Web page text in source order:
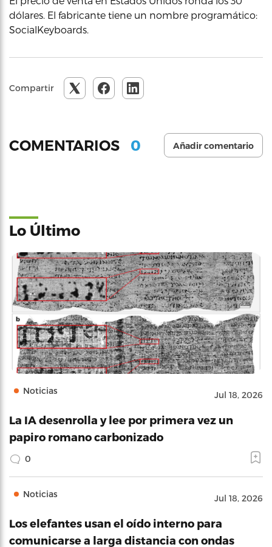
dólares. El fabricante tiene un nombre programático:
SocialKeyboards.
Compartir
COMENTARIOS 0 Añadir comentario
Lo Último
Noticias Jul 18, 2026
La IA desenrolla y lee por primera vez un
papiro romano carbonizado
0
Noticias Jul 18, 2026
Los elefantes usan el oído interno para
comunicarse a larga distancia con ondas